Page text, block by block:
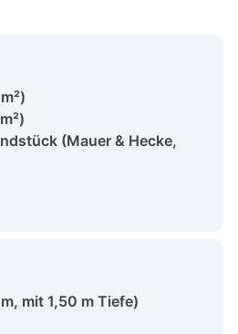
(Mauer & Hecke,
mit 1,50 m Tiefe)